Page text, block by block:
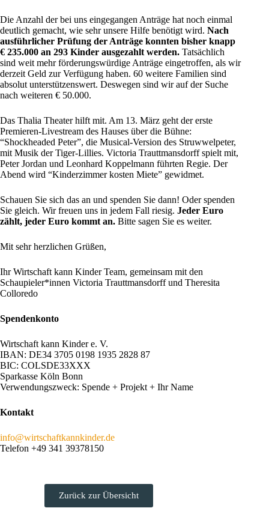
Die Anzahl der bei uns eingegangen Anträge hat noch einmal
deutlich gemacht, wie sehr unsere Hilfe benötigt wird. Nach
ausführlicher Prüfung der Anträge konnten bisher knapp
€ 235.000 an 293 Kinder ausgezahlt werden. Tatsächlich
sind weit mehr förderungswürdige Anträge eingetroffen, als wir
derzeit Geld zur Verfügung haben. 60 weitere Familien sind
absolut unterstützenswert. Deswegen sind wir auf der Suche
nach weiteren € 50.000.
Das Thalia Theater hilft mit. Am 13. März geht der erste
Premieren-Livestream des Hauses über die Bühne:
“Shockheaded Peter”, die Musical-Version des Struwwelpeter,
mit Musik der Tiger-Lillies. Victoria Trauttmansdorff spielt mit,
Peter Jordan und Leonhard Koppelmann führten Regie. Der
Abend wird “Kinderzimmer kosten Miete” gewidmet.
Schauen Sie sich das an und spenden Sie dann! Oder spenden
Sie gleich. Wir freuen uns in jedem Fall riesig. Jeder Euro
zählt, jeder Euro kommt an. Bitte sagen Sie es weiter.
Mit sehr herzlichen Grüßen,
Ihr Wirtschaft kann Kinder Team, gemeinsam mit den
Schaupieler*innen Victoria Trauttmansdorff und Theresita
Colloredo
Spendenkonto
Wirtschaft kann Kinder e. V.
IBAN: DE34 3705 0198 1935 2828 87
BIC: COLSDE33XXX
Sparkasse Köln Bonn
Verwendungszweck: Spende + Projekt + Ihr Name
Kontakt
info@wirtschaftkannkinder.de
Telefon +49 341 39378150
Zurück zur Übersicht